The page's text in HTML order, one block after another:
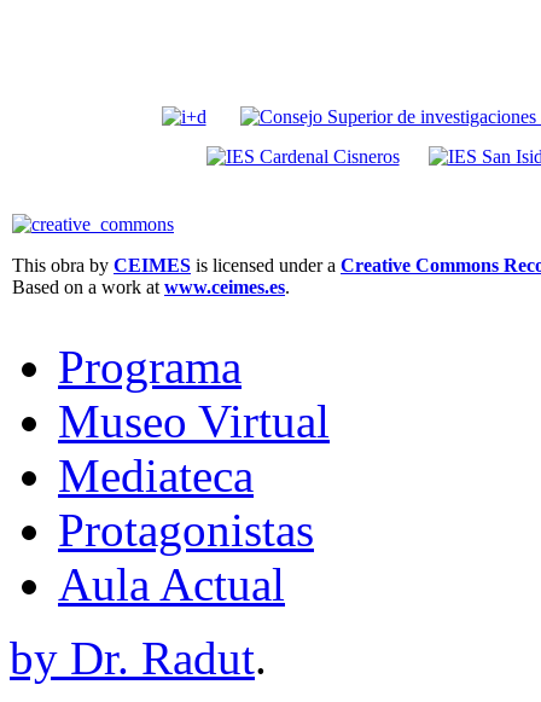
This obra by CEIMES is licensed under a Creative Commons
Based on a work at www.ceimes.es.
Programa
Museo Virtual
Mediateca
Protagonistas
Aula Actual
by Dr. Radut.